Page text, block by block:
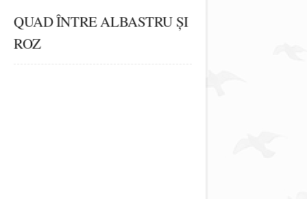
QUAD ÎNTRE ALBASTRU ȘI
ROZ